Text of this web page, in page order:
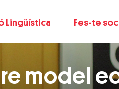
Lingüística Fes-te
model